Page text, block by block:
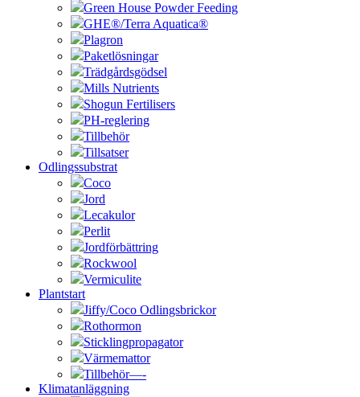
Green House Powder Feeding
GHE®/Terra Aquatica®
Plagron
Paketlösningar
Trädgårdsgödsel
Mills Nutrients
Shogun Fertilisers
PH-reglering
Tillbehör
Tillsatser
Odlingssubstrat
Coco
Jord
Lecakulor
Perlit
Jordförbättring
Rockwool
Vermiculite
Plantstart
Jiffy/Coco Odlingsbrickor
Rothormon
Sticklingpropagator
Värmemattor
Tillbehör—-
Klimatanläggning